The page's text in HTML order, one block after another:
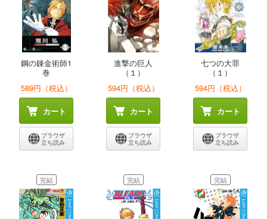
鋼の錬金術師1
巻
589円（税込）
カート
ブラウザ
立ち読み
進撃の巨人
（１）
594円（税込）
カート
ブラウザ
立ち読み
七つの大罪
（１）
594円（税込）
カート
ブラウザ
立ち読み
完結 完結 完結